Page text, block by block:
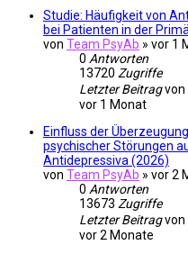
Studie: Häufigkeit von
bei Patienten in der
von Team PsyAb » vor 1
0 Antworten
13720 Zugriffe
Letzter Beitragvon
vor 1 Monat
Einfluss der
psychischer Störungen
Antidepressiva (2026)
von Team PsyAb » vor 2
0 Antworten
13673 Zugriffe
Letzter Beitragvon
vor 2 Monate